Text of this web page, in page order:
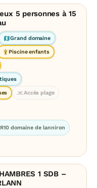
5 personnes à 15
Grand domaine
Piscine enfants
Accès plage
domaine de lanniron
1 SDB –